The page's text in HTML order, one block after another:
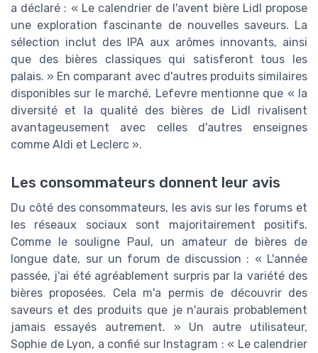
a déclaré : « Le calendrier de l'avent bière Lidl propose
une exploration fascinante de nouvelles saveurs. La
sélection inclut des IPA aux arômes innovants, ainsi
que des bières classiques qui satisferont tous les
palais. » En comparant avec d'autres produits similaires
disponibles sur le marché, Lefevre mentionne que « la
diversité et la qualité des bières de Lidl rivalisent
avantageusement avec celles d'autres enseignes
comme Aldi et Leclerc ».
Les consommateurs donnent leur avis
Du côté des consommateurs, les avis sur les forums et
les réseaux sociaux sont majoritairement positifs.
Comme le souligne Paul, un amateur de bières de
longue date, sur un forum de discussion : « L'année
passée, j'ai été agréablement surpris par la variété des
bières proposées. Cela m'a permis de découvrir des
saveurs et des produits que je n'aurais probablement
jamais essayés autrement. » Un autre utilisateur,
Sophie de Lyon, a confié sur Instagram : « Le calendrier